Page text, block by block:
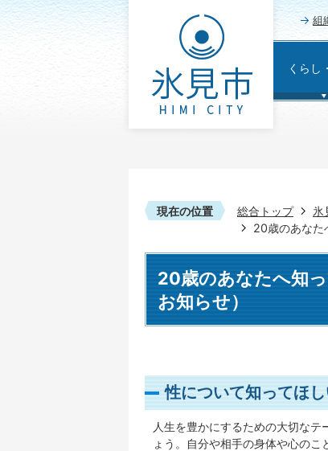
組
くらし
現在の位置 総合トップ 氷
20歳のあなた
20歳のあなたへ知
お知らせ）
性について知ってほ
人生を豊かにするための大切な
ょう。自分や相手の身体や心のこ